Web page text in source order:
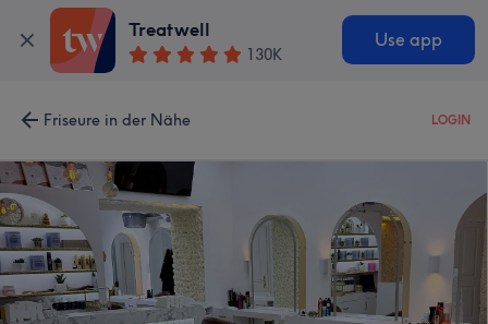
Treatwell
130K
Use app
Friseure in der Nähe LOGIN